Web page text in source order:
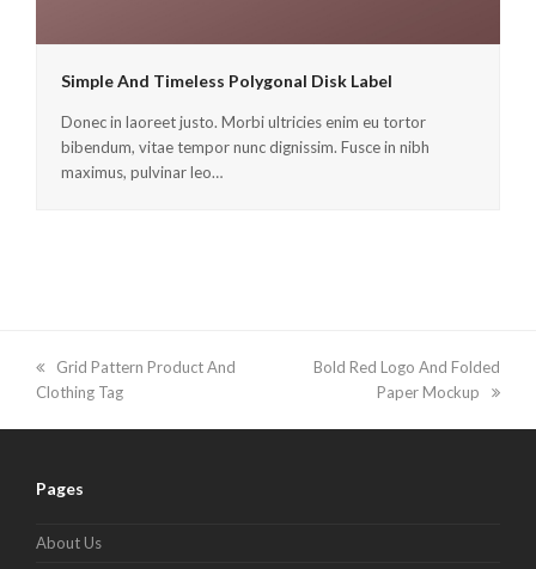
Simple And Timeless Polygonal Disk Label
Donec in laoreet justo. Morbi ultricies enim eu tortor
bibendum, vitae tempor nunc dignissim. Fusce in nibh
maximus, pulvinar leo…
previous
post:
Grid Pattern Product And
Clothing Tag
next
Bold Red Logo And Folded
Paper Mockup
Pages
About Us